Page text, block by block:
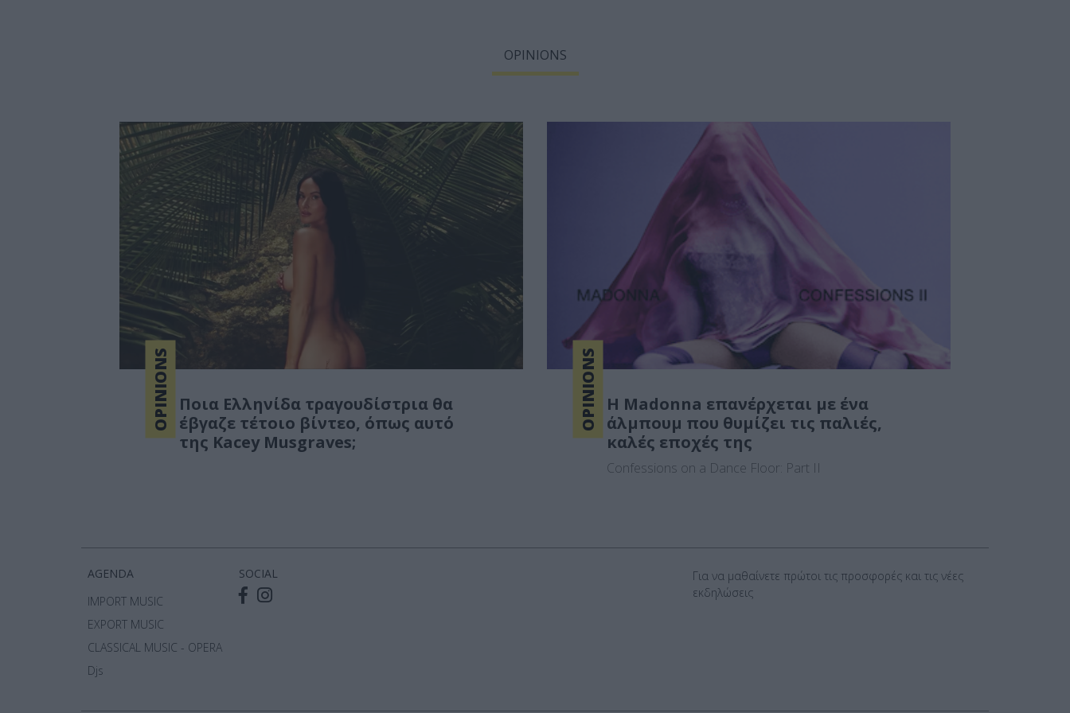
OPINIONS
OPINIONS
Ποια Ελληνίδα τραγουδίστρια θα
έβγαζε τέτοιο βίντεο, όπως αυτό
της Kacey Musgraves;
OPINIONS
Η Madonna επανέρχεται με ένα
άλμπουμ που θυμίζει τις παλιές,
καλές εποχές της
Confessions on a Dance Floor: Part II
AGENDA
IMPORT MUSIC
EXPORT MUSIC
CLASSICAL MUSIC - OPERA
Djs
SOCIAL
Για να μαθαίνετε πρώτοι τις προσφορές και τις νέες
εκδηλώσεις